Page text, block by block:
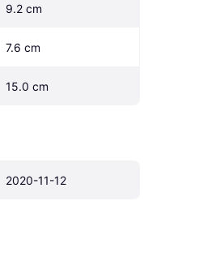
9.2 cm
7.6 cm
15.0 cm
2020-11-12